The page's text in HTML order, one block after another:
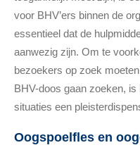
voor BHV’ers binnen de
essentieel dat de
aanwezig zijn. Om te
bezoekers op zoek
BHV-doos gaan zoeken,
situaties een
Oogspoelfles en